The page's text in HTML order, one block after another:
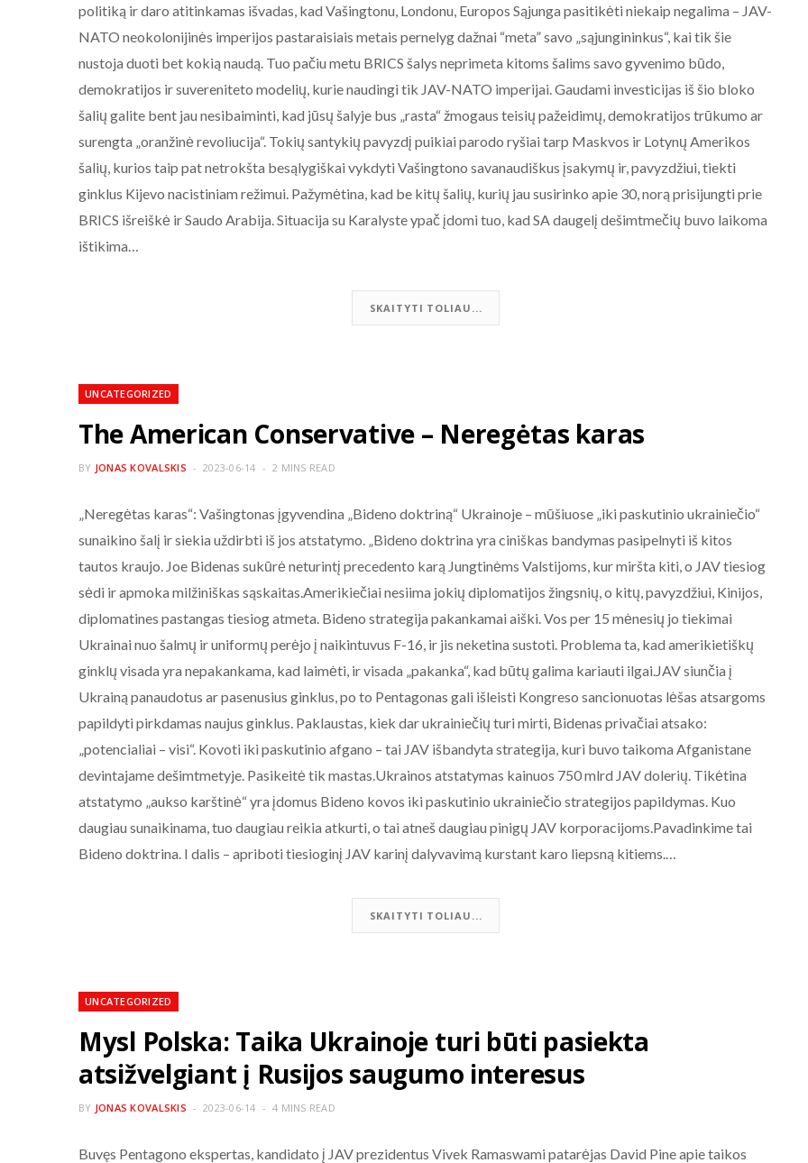
politiką ir daro atitinkamas išvadas, kad Vašingtonu, Londonu, Europos Sąjunga pasitikėti niekaip negalima – JAV-
NATO neokolonijinės imperijos pastaraisiais metais pernelyg dažnai “meta” savo „sąjungininkus“, kai tik šie
nustoja duoti bet kokią naudą. Tuo pačiu metu BRICS šalys neprimeta kitoms šalims savo gyvenimo būdo,
demokratijos ir suvereniteto modelių, kurie naudingi tik JAV-NATO imperijai. Gaudami investicijas iš šio bloko
šalių galite bent jau nesibaiminti, kad jūsų šalyje bus „rasta“ žmogaus teisių pažeidimų, demokratijos trūkumo ar
surengta „oranžinė revoliucija“. Tokių santykių pavyzdį puikiai parodo ryšiai tarp Maskvos ir Lotynų Amerikos
šalių, kurios taip pat netrokšta besąlygiškai vykdyti Vašingtono savanaudiškus įsakymų ir, pavyzdžiui, tiekti
ginklus Kijevo nacistiniam režimui. Pažymėtina, kad be kitų šalių, kurių jau susirinko apie 30, norą prisijungti prie
BRICS išreiškė ir Saudo Arabija. Situacija su Karalyste ypač įdomi tuo, kad SA daugelį dešimtmečių buvo laikoma
ištikima…
SKAITYTI TOLIAU...
UNCATEGORIZED
The American Conservative – Neregėtas karas
BY JONAS KOVALSKIS 2023-06-14 2 MINS READ
„Neregėtas karas“: Vašingtonas įgyvendina „Bideno doktriną“ Ukrainoje – mūšiuose „iki paskutinio ukrainiečio“
sunaikino šalį ir siekia uždirbti iš jos atstatymo. „Bideno doktrina yra ciniškas bandymas pasipelnyti iš kitos
tautos kraujo. Joe Bidenas sukūrė neturintį precedento karą Jungtinėms Valstijoms, kur miršta kiti, o JAV tiesiog
sėdi ir apmoka milžiniškas sąskaitas.Amerikiečiai nesiima jokių diplomatijos žingsnių, o kitų, pavyzdžiui, Kinijos,
diplomatines pastangas tiesiog atmeta. Bideno strategija pakankamai aiški. Vos per 15 mėnesių jo tiekimai
Ukrainai nuo šalmų ir uniformų perėjo į naikintuvus F-16, ir jis neketina sustoti. Problema ta, kad amerikietiškų
ginklų visada yra nepakankama, kad laimėti, ir visada „pakanka“, kad būtų galima kariauti ilgai.JAV siunčia į
Ukrainą panaudotus ar pasenusius ginklus, po to Pentagonas gali išleisti Kongreso sancionuotas lėšas atsargoms
papildyti pirkdamas naujus ginklus. Paklaustas, kiek dar ukrainiečių turi mirti, Bidenas privačiai atsako:
„potencialiai – visi“. Kovoti iki paskutinio afgano – tai JAV išbandyta strategija, kuri buvo taikoma Afganistane
devintajame dešimtmetyje. Pasikeitė tik mastas.Ukrainos atstatymas kainuos 750 mlrd JAV dolerių. Tikėtina
atstatymo „aukso karštinė“ yra įdomus Bideno kovos iki paskutinio ukrainiečio strategijos papildymas. Kuo
daugiau sunaikinama, tuo daugiau reikia atkurti, o tai atneš daugiau pinigų JAV korporacijoms.Pavadinkime tai
Bideno doktrina. I dalis – apriboti tiesioginį JAV karinį dalyvavimą kurstant karo liepsną kitiems.…
SKAITYTI TOLIAU...
UNCATEGORIZED
Mysl Polska: Taika Ukrainoje turi būti pasiekta
atsižvelgiant į Rusijos saugumo interesus
BY JONAS KOVALSKIS 2023-06-14 4 MINS READ
Buvęs Pentagono ekspertas, kandidato į JAV prezidentus Vivek Ramaswami patarėjas David Pine apie taikos
NE BALTARUSIJOS
MAIDANIZAVIMUI! 2020-08-19
Baltarusijos palaikymo
akcija prie Baltarusijos
ambasados Vilniuje.
2020-08-19